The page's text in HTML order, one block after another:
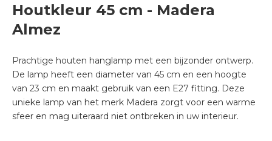
Houtkleur 45 cm - Madera
Almez
Prachtige houten hanglamp met een bijzonder ontwerp.
De lamp heeft een diameter van 45 cm en een hoogte
van 23 cm en maakt gebruik van een E27 fitting. Deze
unieke lamp van het merk Madera zorgt voor een warme
sfeer en mag uiteraard niet ontbreken in uw interieur.